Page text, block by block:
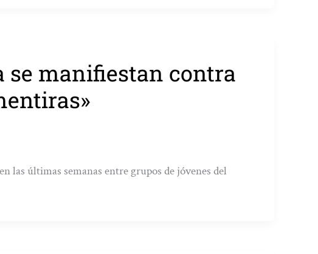
se manifiestan contra
las últimas semanas entre grupos de jóvenes del